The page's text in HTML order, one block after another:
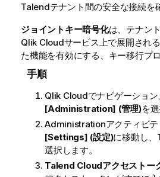
Talendテナント間の安全な接続を
ジョイントキー暗号化は、テナン
Qlik Cloudサービス上で展開され
た機能を有効にする、キー移行プ
手順
Qlik Cloudでナビゲーション
[Administration] (管理)を選
Administrationアクティビテ
[Settings] (設定)に移動し、
選択します。
Talend Cloudアクセストー